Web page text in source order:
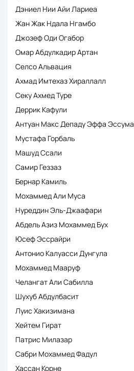
Дэниел Нии Айи Лариеа
Жан Жак Ндала Нгамбо
Джозеф Оди Огабор
Омар Абдулкадир Артан
Селсо Альвация
Ахмад Имтехаз Хираллалл
Секу Ахмед Туре
Деррик Кафули
Антуан Макс Депаду Эффа Эссума
Мустафа Горбаль
Машуд Ссали
Самир Геззаз
Бернар Камиль
Мохаммед Али Муса
Нуреддин Эль-Джаафари
Абдель Азиз Мохаммед Бух
Юсеф Эссрайри
Антонио Калуасси Дунгула
Мохаммед Мааруф
Челангат Али Сабилла
Шухуб Абдулбасит
Луис Хакизимана
Хейтем Гират
Патрис Милазар
Сабри Мохаммед Фадул
Хассан Корне